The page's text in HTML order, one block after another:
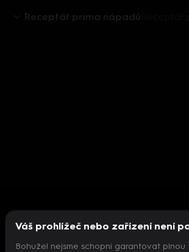
Receptář prima nápadů
Váš prohlížeč nebo zařízení není
Bohužel nejsme schopni garantovat plnou